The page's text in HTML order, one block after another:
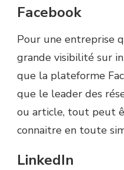
Facebook
Pour une entreprise
grande visibilité sur
que la plateforme
que le leader des
ou article, tout peut
connaitre en toute
LinkedIn